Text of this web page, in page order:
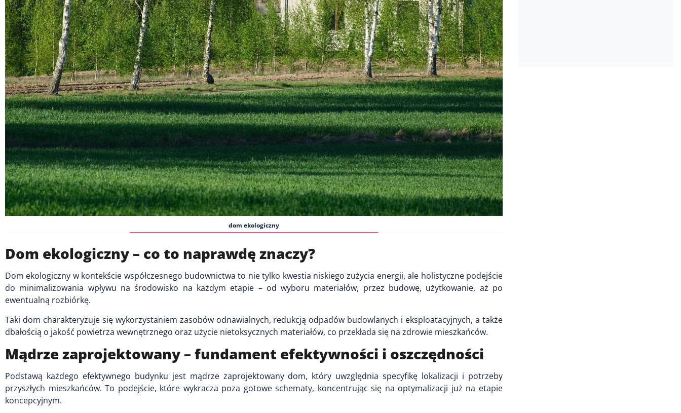
dom ekologiczny
Dom ekologiczny – co to naprawdę znaczy?
Dom ekologiczny w kontekście współczesnego budownictwa to nie tylko kwestia niskiego zużycia energii, ale holistyczne podejście
do minimalizowania wpływu na środowisko na każdym etapie – od wyboru materiałów, przez budowę, użytkowanie, aż po
ewentualną rozbiórkę.
Taki dom charakteryzuje się wykorzystaniem zasobów odnawialnych, redukcją odpadów budowlanych i eksploatacyjnych, a także
dbałością o jakość powietrza wewnętrznego oraz użycie nietoksycznych materiałów, co przekłada się na zdrowie mieszkańców.
Mądrze zaprojektowany – fundament efektywności i oszczędności
Podstawą każdego efektywnego budynku jest mądrze zaprojektowany dom, który uwzględnia specyfikę lokalizacji i potrzeby
przyszłych mieszkańców. To podejście, które wykracza poza gotowe schematy, koncentrując się na optymalizacji już na etapie
koncepcyjnym.